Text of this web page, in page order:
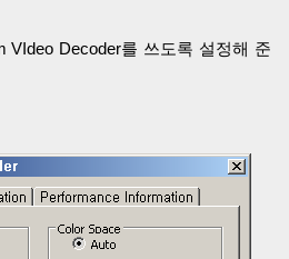
VIdeo Decoder를 쓰도록 설정해 준